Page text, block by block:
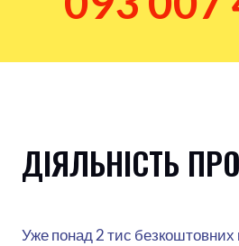
ДІЯЛЬНІСТЬ
Уже понад 2 тис безкоштовних